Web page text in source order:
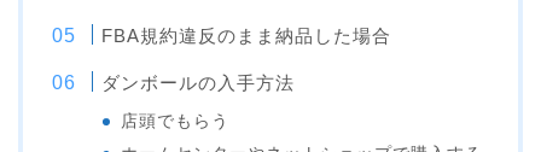
FBA規約違反のまま納品した場合
ダンボールの入手方法
店頭でもらう